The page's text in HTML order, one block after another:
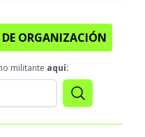
ORGANIZACIÓN
militante aquí: